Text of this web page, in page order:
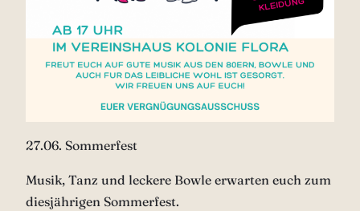
27.06. Sommerfest
Musik, Tanz und leckere Bowle erwarten euch zum
diesjährigen Sommerfest.